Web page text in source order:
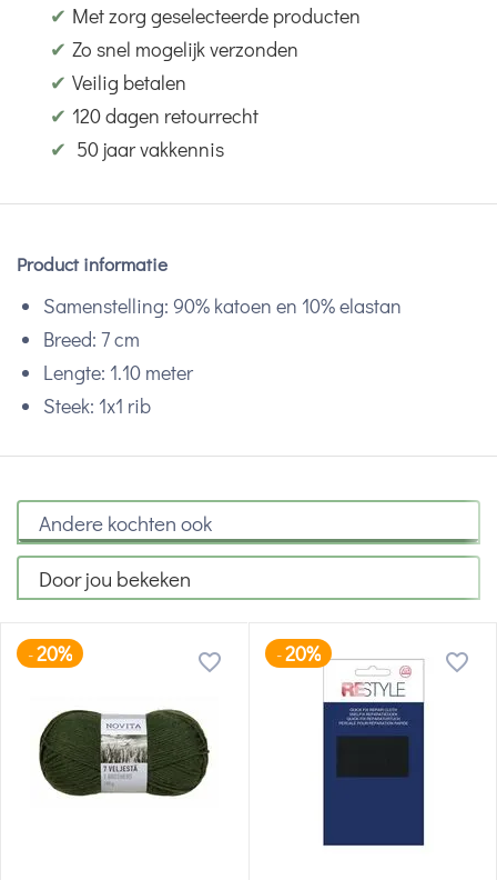
✔ Met zorg geselecteerde producten
✔ Zo snel mogelijk verzonden
✔ Veilig betalen
✔ 120 dagen retourrecht
✔ 50 jaar vakkennis
Product informatie
Samenstelling: 90% katoen en 10% elastan
Breed: 7 cm
Lengte: 1.10 meter
Steek: 1x1 rib
Andere kochten ook
Door jou bekeken
-20% -20%